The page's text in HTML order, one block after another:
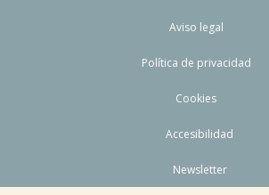
Aviso legal
Política de privacidad
Cookies
Accesibilidad
Newsletter